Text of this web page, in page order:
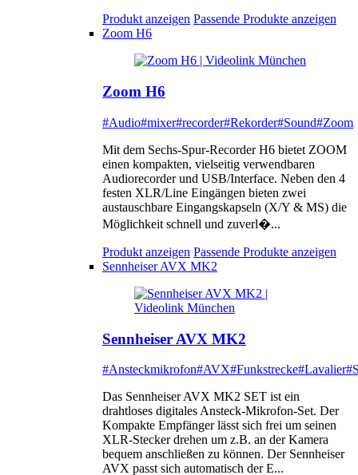
Produkt anzeigen Passende Produkte anzeigen
Zoom H6
Zoom H6
#Audio#mixer#recorder#Rekorder#Sound#Zoom
Mit dem Sechs-Spur-Recorder H6 bietet ZOOM
einen kompakten, vielseitig verwendbaren
Audiorecorder und USB/Interface. Neben den 4
festen XLR/Line Eingängen bieten zwei
austauschbare Eingangskapseln (X/Y & MS) die
Möglichkeit schnell und zuverl�...
Produkt anzeigen Passende Produkte anzeigen
Sennheiser AVX MK2
Sennheiser AVX MK2
#Ansteckmikrofon#AVX#Funkstrecke#Lavalier
Das Sennheiser AVX MK2 SET ist ein
drahtloses digitales Ansteck-Mikrofon-Set. Der
Kompakte Empfänger lässt sich frei um seinen
XLR-Stecker drehen um z.B. an der Kamera
bequem anschließen zu können. Der Sennheiser
AVX passt sich automatisch der E...